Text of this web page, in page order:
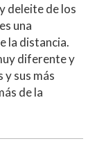
deleite de los
una
la distancia.
diferente y
sus más
de la